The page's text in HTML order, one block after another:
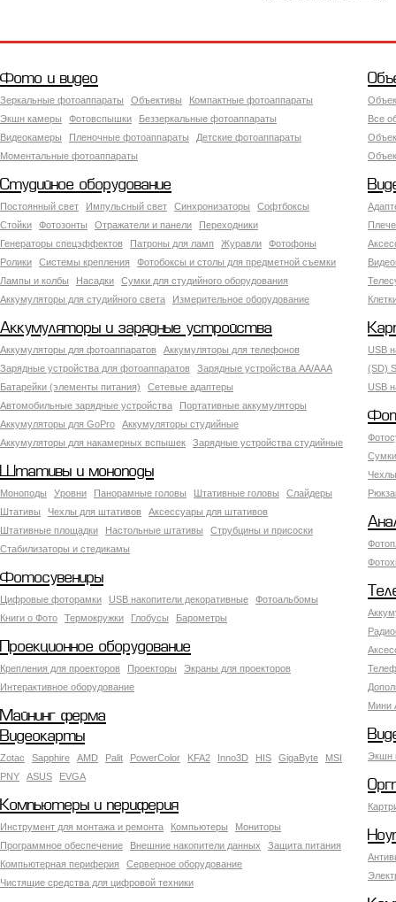
Фото и видео
Зеркальные фотоаппараты Объективы
Компактные фотоаппараты
Экшн камеры
Фотовспышки
Беззеркальные фотоаппараты
Видеокамеры
Пленочные фотоаппараты
Детские фотоаппараты
Моментальные фотоаппараты
Все
Студийное оборудование
Постоянный свет Импульсный свет Синхронизаторы
Софтбоксы
Стойки
Фотозонты Отражатели и панели
Переходники
Генераторы спецэффектов
Патроны для ламп Журавли
Фотофоны
Ролики
Системы крепления
Фотобоксы и столы для предметной съемки
Лампы и колбы
Насадки
Сумки для студийного оборудования
Аккумуляторы для студийного света
Измерительное оборудование
Аккумуляторы и зарядные устройства
Аккумуляторы для фотоаппаратов
Аккумуляторы для телефонов
Зарядные устройства для фотоаппаратов
Зарядные устройства AA/AAA
Батарейки (элементы питания)
Сетевые адаптеры
Автомобильные зарядные устройства
Портативные аккумуляторы
Аккумуляторы для GoPro
Аккумуляторы студийные
Аккумуляторы для накамерных вспышек
Зарядные устройства студийные
USB
(SD)
USB
Штативы и моноподы
Моноподы Уровни Панорамные головы Штативные головы
Слайдеры
Штативы
Чехлы для штативов
Аксессуары для штативов
Штативные площадки
Настольные штативы
Струбцины и присоски
Стабилизаторы и стедикамы
Фотосувениры
Цифровые фоторамки USB накопители декоративные
Фотоальбомы
Книги о Фото
Термокружки Глобусы Барометры
Мини
Проекционное оборудование
Крепления для проекторов Проекторы
Экраны для проекторов
Интерактивное оборудование
Майнинг ферма
Экшн
Видеокарты
Zotac Sapphire AMD Palit PowerColor KFA2 Inno3D HIS GigaByte
MSI
PNY
ASUS EVGA
Компьютеры и периферия
Инструмент для монтажа и ремонта Компьютеры
Мониторы
Программное обеспечение
Внешние накопители данных
Защита питания
Компьютерная периферия
Серверное оборудование
Чистящие средства для цифровой техники